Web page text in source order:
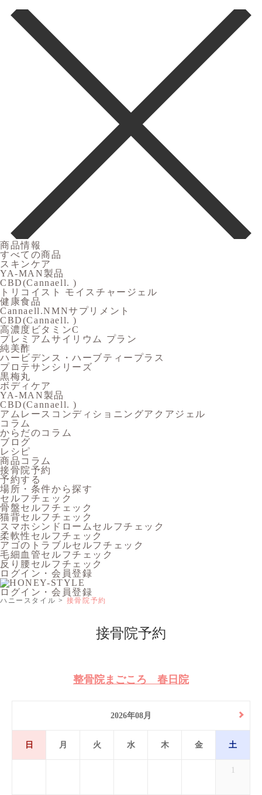
商品情報
すべての商品
スキンケア
YA-MAN製品
CBD(Cannaell. )
トリコイスト モイスチャージェル
健康食品
Cannaell.NMNサプリメント
CBD(Cannaell. )
高濃度ビタミンC
プレミアムサイリウム プラン
純美酢
ハービデンス・ハーブティープラス
プロテサンシリーズ
黒梅丸
ボディケア
YA-MAN製品
CBD(Cannaell. )
アムレースコンディショニングアクアジェル
コラム
からだのコラム
ブログ
レシピ
商品コラム
接骨院予約
予約する
場所・条件から探す
セルフチェック
骨盤セルフチェック
猫背セルフチェック
スマホシンドロームセルフチェック
柔軟性セルフチェック
アゴのトラブルセルフチェック
毛細血管セルフチェック
反り腰セルフチェック
ログイン・会員登録
ログイン・会員登録
ハニースタイル 接骨院予約
接骨院予約
整骨院まごころ 春日院
2026年08月
日 月 火 水 木 金 土
1